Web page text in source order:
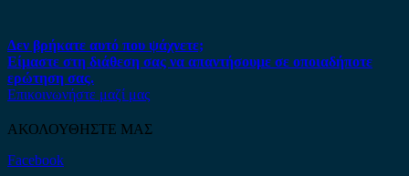
Δεν βρήκατε αυτό που ψάχνετε;
Είμαστε στη διάθεση σας να απαντήσουμε σε οποιαδήποτε
ερώτηση σας.
Επικοινωνήστε μαζί μας
ΑΚΟΛΟΥΘΗΣΤΕ ΜΑΣ
Facebook